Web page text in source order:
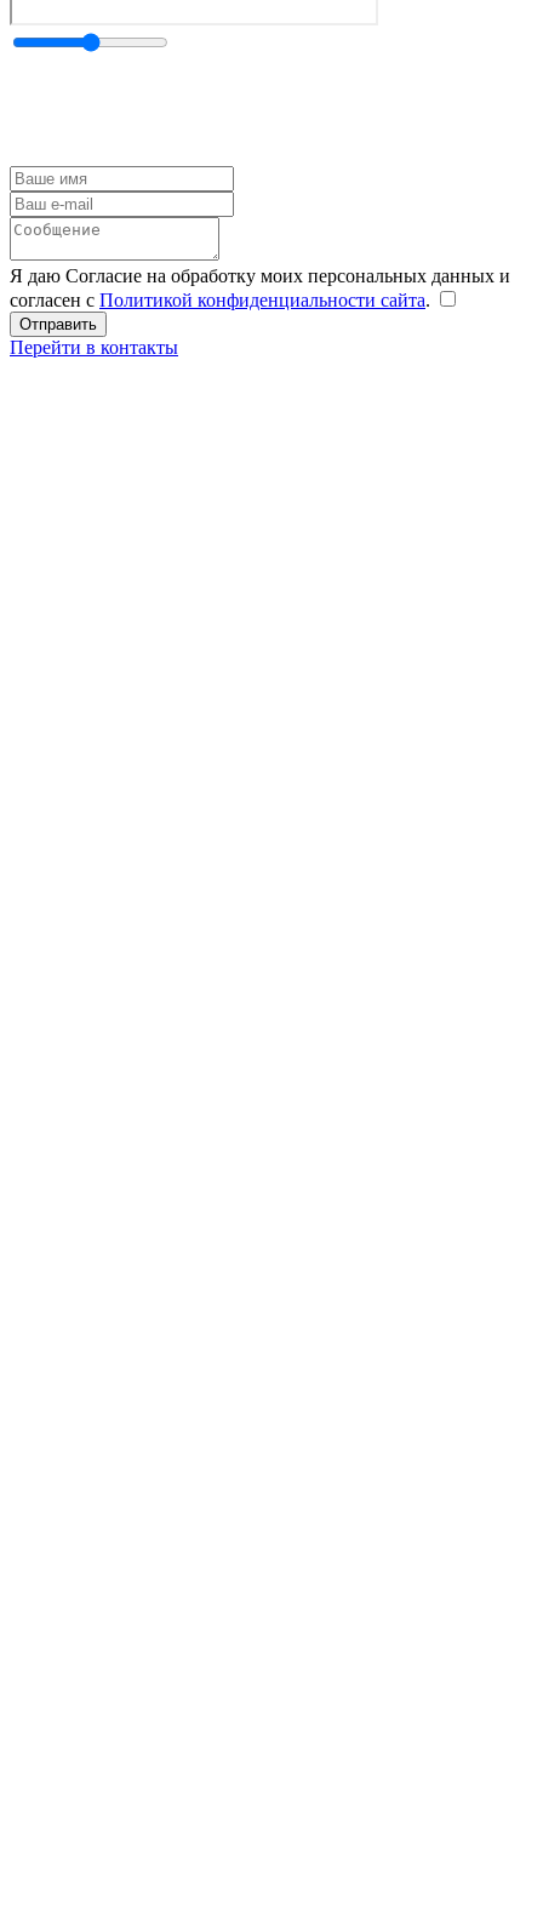
Я даю Согласие на обработку моих персональных данных и
согласен с Политикой конфиденциальности сайта.
Перейти в контакты